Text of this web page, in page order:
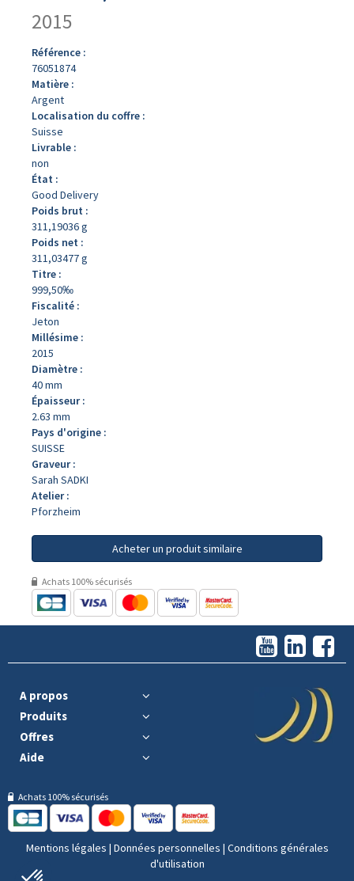
2015
Référence :
76051874
Matière :
Argent
Localisation du coffre :
Suisse
Livrable :
non
État :
Good Delivery
Poids brut :
311,19036 g
Poids net :
311,03477 g
Titre :
999,50‰
Fiscalité :
Jeton
Millésime :
2015
Diamètre :
40 mm
Épaisseur :
2.63 mm
Pays d'origine :
SUISSE
Graveur :
Sarah SADKI
Atelier :
Pforzheim
Acheter un produit similaire
Achats 100% sécurisés
A propos
Produits
Offres
Aide
Achats 100% sécurisés
Mentions légales | Données personnelles | Conditions générales
d'utilisation